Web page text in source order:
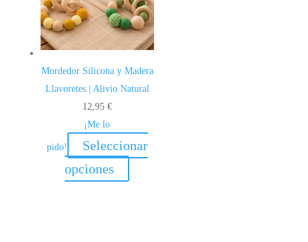
Mordedor Silicona y Madera
Llavoretes | Alivio Natural
12,95 €
¡Me lo
pido!
Seleccionar
opciones
producto